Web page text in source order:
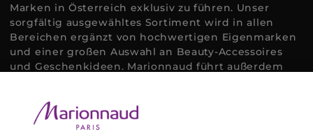
Marken in Österreich exklusiv zu führen. Unser
sorgfältig ausgewähltes Sortiment wird in allen
Bereichen ergänzt von hochwertigen Eigenmarken
und einer großen Auswahl an Beauty-Accessoires
und Geschenkideen. Marionnaud führt außerdem
Bedürfnissen individuell mit der perfekten Lösung
helfen zu können. Entdecken Sie auch unsere